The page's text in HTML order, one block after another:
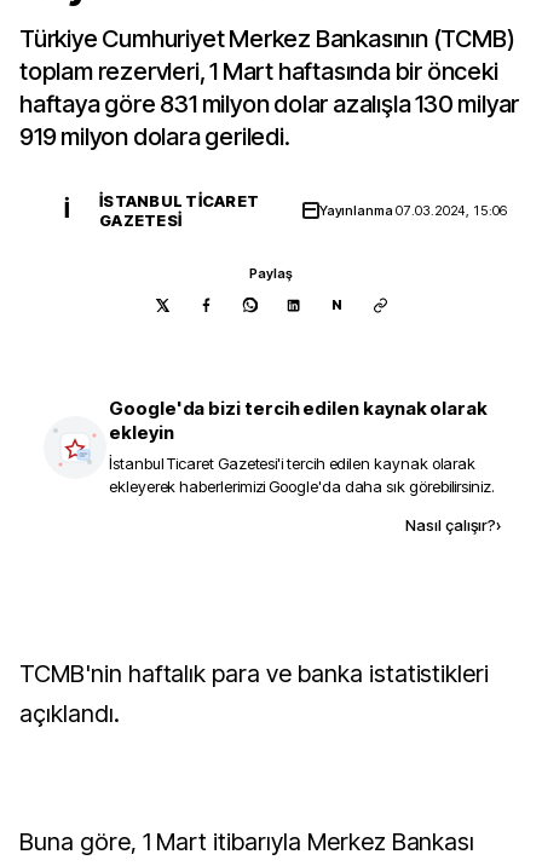
Türkiye Cumhuriyet Merkez Bankasının (TCMB)
toplam rezervleri, 1 Mart haftasında bir önceki
haftaya göre 831 milyon dolar azalışla 130 milyar
919 milyon dolara geriledi.
İ
İSTANBUL TICARET
GAZETESI
Yayınlanma07.03.2024, 15:06
Paylaş
N
Google'da bizi tercih edilen kaynak olarak
ekleyin
İstanbul Ticaret Gazetesi'i tercih edilen kaynak olarak
ekleyerek haberlerimizi Google'da daha sık görebilirsiniz.
Nasıl çalışır?›
TCMB'nin haftalık para ve banka istatistikleri
açıklandı.
Buna göre, 1 Mart itibarıyla Merkez Bankası